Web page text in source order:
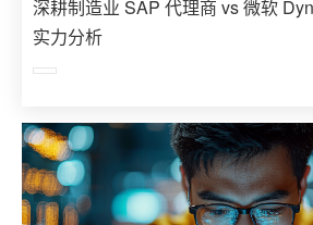
深耕制造业 SAP 代理商 vs 微软
实力分析